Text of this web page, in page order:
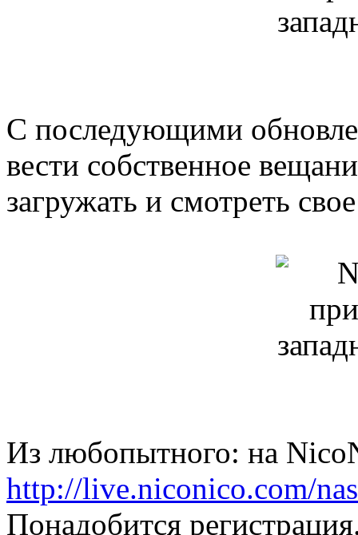
С последующими
вести собственное
загружать и смотреть
Из любопытного: на
http://live.niconico.com/
Понадобится